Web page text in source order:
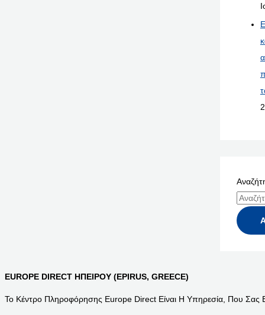
EUROPE DIRECT ΗΠΕΙΡΟΥ (EPIRUS, GREECE)
Το Κέντρο Πληροφόρησης Europe Direct Είναι Η Υπηρεσία, Που Σας